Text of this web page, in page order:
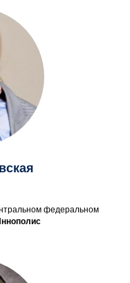
федеральном